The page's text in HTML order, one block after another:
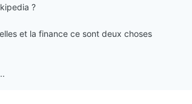
?
et la finance ce sont deux choses